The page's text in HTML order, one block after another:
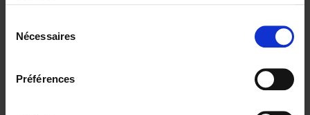
Nécessaires
Préférences
Digital marketing like a PRO -
completely revised edition (EN)